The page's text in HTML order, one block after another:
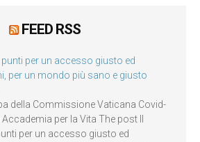
FEED RSS
punti per un accesso giusto ed
per un mondo più sano e giusto
della Commissione Vaticana Covid-
per la Vita The post Il
per un accesso giusto ed